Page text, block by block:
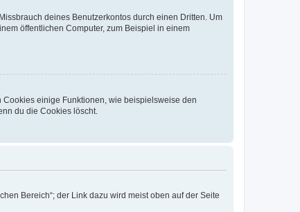
deines Benutzerkontos durch einen Dritten. Um
öffentlichen Computer, zum Beispiel in einem
Cookies einige Funktionen, wie beispielsweise den
du die Cookies löscht.
Bereich“; der Link dazu wird meist oben auf der Seite